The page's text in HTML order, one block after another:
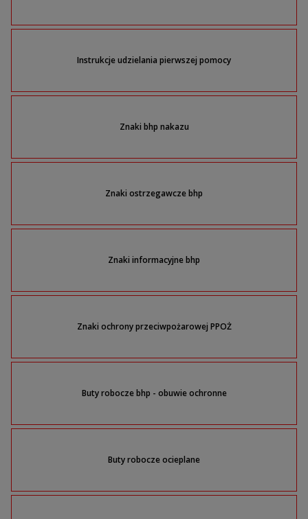
Instrukcje udzielania pierwszej pomocy
Znaki bhp nakazu
Znaki ostrzegawcze bhp
Znaki informacyjne bhp
Znaki ochrony przeciwpożarowej PPOŻ
Buty robocze bhp - obuwie ochronne
Buty robocze ocieplane